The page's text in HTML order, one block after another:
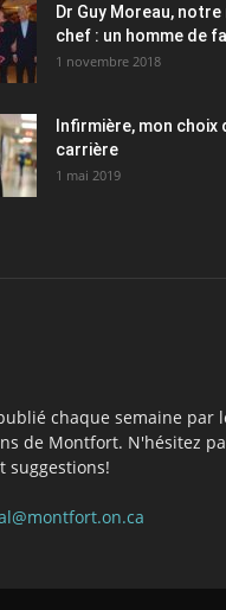
Dr Guy Moreau,
chef : un homme de
1 novembre 2018
Infirmière, mon choix
carrière
1 mai 2019
chaque semaine par
de Montfort. N'hésitez
suggestions!